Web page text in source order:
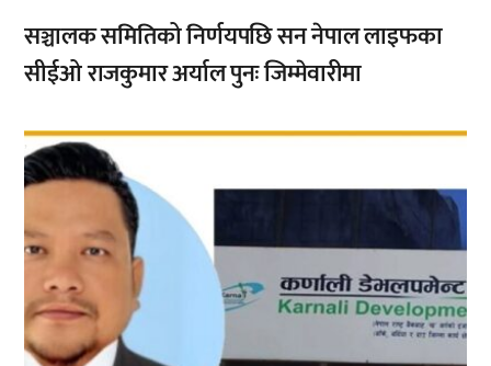
सञ्चालक समितिको निर्णयपछि सन नेपाल लाइफका
सीईओ राजकुमार अर्याल पुनः जिम्मेवारीमा
,